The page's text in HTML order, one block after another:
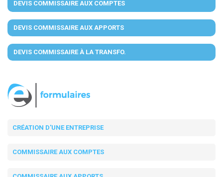
DEVIS COMMISSAIRE AUX COMPTES
DEVIS COMMISSAIRE AUX APPORTS
DEVIS COMMISSAIRE À LA TRANSFO.
CRÉATION D'UNE ENTREPRISE
COMMISSAIRE AUX COMPTES